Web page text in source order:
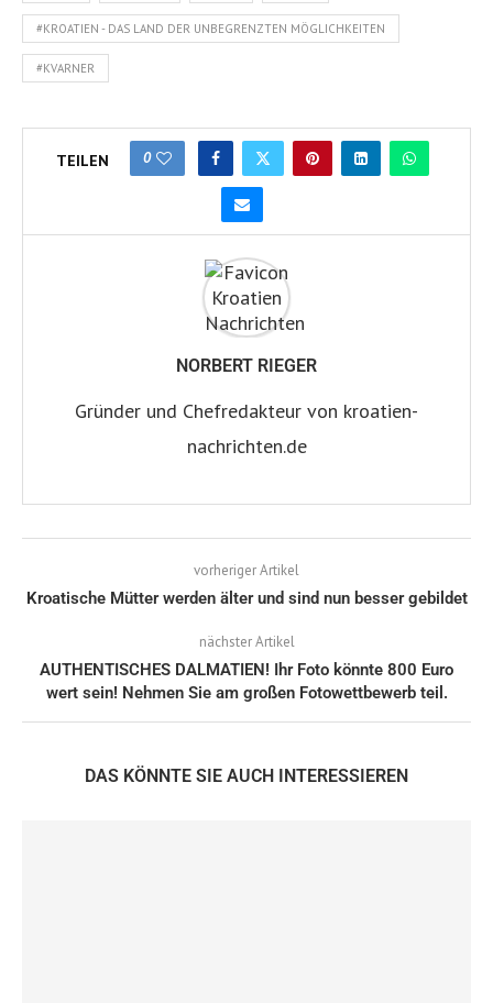
#KROATIEN - DAS LAND DER UNBEGRENZTEN MÖGLICHKEITEN
#KVARNER
TEILEN 0
NORBERT RIEGER
Gründer und Chefredakteur von kroatien-
nachrichten.de
vorheriger Artikel
Kroatische Mütter werden älter und sind nun besser gebildet
nächster Artikel
AUTHENTISCHES DALMATIEN! Ihr Foto könnte 800 Euro
wert sein! Nehmen Sie am großen Fotowettbewerb teil.
DAS KÖNNTE SIE AUCH INTERESSIEREN